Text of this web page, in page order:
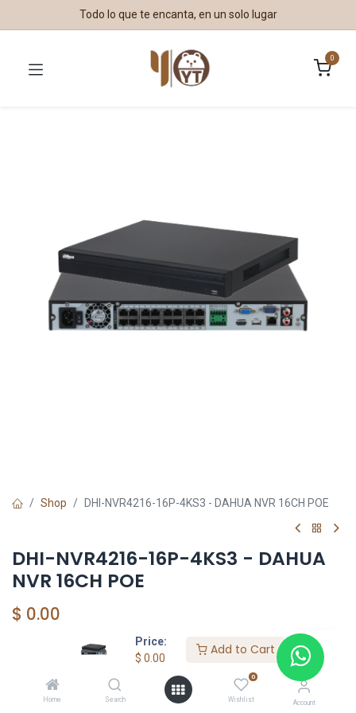
Price:
$ 0.00
Add to Cart
Home Search
0
Wishlist Account
Todo lo que te encanta, en un solo lugar
0
Shop DHI-NVR4216-16P-4KS3 - DAHUA NVR 16CH POE
DHI-NVR4216-16P-4KS3 - DAHUA
NVR 16CH POE
$ 0.00
DAHUA SHOP